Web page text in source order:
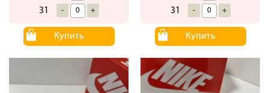
31 - +
Купить
31 - +
Купить